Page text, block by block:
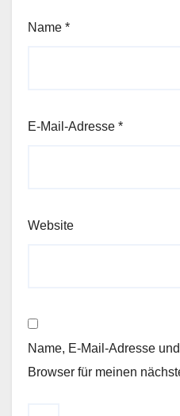
Name *
E-Mail-Adresse *
Website
Name, E-Mail-Adresse
Browser für meinen